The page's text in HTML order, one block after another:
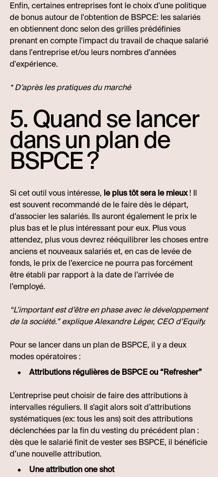
Enfin, certaines entreprises font le choix d'une politique
de bonus autour de l'obtention de BSPCE: les salariés
en obtiennent donc selon des grilles prédéfinies
prenant en compte l'impact du travail de chaque salarié
dans l'entreprise et/ou leurs nombres d'années
d'expérience.
* D’après les pratiques du marché
5. Quand se lancer
dans un plan de
BSPCE ?
Si cet outil vous intéresse, le plus tôt sera le mieux! Il
est souvent recommandé de le faire dès le départ,
d’associer les salariés. Ils auront également le prix le
plus bas et le plus intéressant pour eux. Plus vous
attendez, plus vous devrez rééquilibrer les choses entre
anciens et nouveaux salariés et, en cas de levée de
fonds, le prix de l’exercice ne pourra pas forcément
être établi par rapport à la date de l’arrivée de
l’employé.
“L’important est d’être en phase avec le développement
de la société.” explique Alexandre Léger, CEO d’Equify.
Pour se lancer dans un plan de BSPCE, il y a deux
modes opératoires :
Attributions régulières de BSPCE ou “Refresher”
L’entreprise peut choisir de faire des attributions à
intervalles réguliers. Il s’agit alors soit d’attributions
systématiques (ex: tous les ans) soit des attributions
déclenchées par la fin du vesting du précédent plan :
dès que le salarié finit de vester ses BSPCE, il bénéficie
d’une nouvelle attribution.
Une attribution one shot